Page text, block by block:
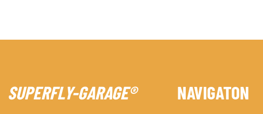
SUPERFLY-GARAGE® NAVIGATON